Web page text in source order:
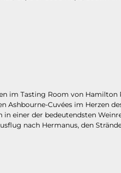
im Tasting Room von
Ashbourne-Cuvées im Herzen
in einer der bedeutendsten
nach Hermanus, den